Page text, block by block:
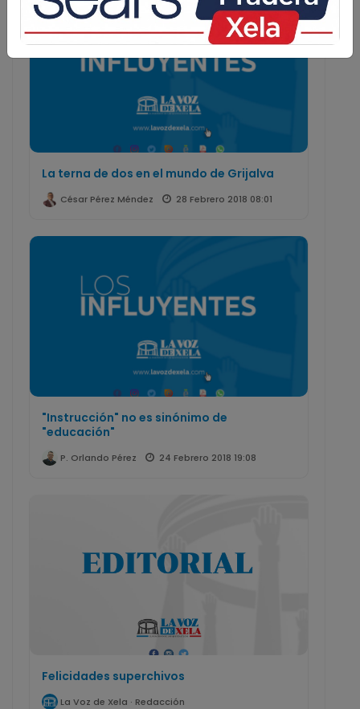
La terna de dos en el mundo de Grijalva
César Pérez Méndez 28 Febrero 2018 08:01
"Instrucción" no es sinónimo de
"educación"
P. Orlando Pérez 24 Febrero 2018 19:08
Felicidades superchivos
La Voz de Xela · Redacción